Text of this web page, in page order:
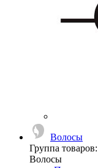
Волосы
Группа товаров:
Волосы